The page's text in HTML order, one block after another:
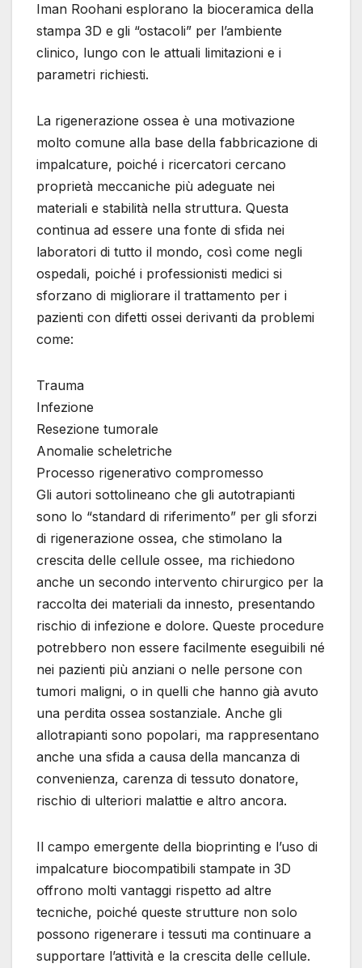
Iman Roohani esplorano la bioceramica della
stampa 3D e gli “ostacoli” per l’ambiente
clinico, lungo con le attuali limitazioni e i
parametri richiesti.
La rigenerazione ossea è una motivazione
molto comune alla base della fabbricazione di
impalcature, poiché i ricercatori cercano
proprietà meccaniche più adeguate nei
materiali e stabilità nella struttura. Questa
continua ad essere una fonte di sfida nei
laboratori di tutto il mondo, così come negli
ospedali, poiché i professionisti medici si
sforzano di migliorare il trattamento per i
pazienti con difetti ossei derivanti da problemi
come:
Trauma
Infezione
Resezione tumorale
Anomalie scheletriche
Processo rigenerativo compromesso
Gli autori sottolineano che gli autotrapianti
sono lo “standard di riferimento” per gli sforzi
di rigenerazione ossea, che stimolano la
crescita delle cellule ossee, ma richiedono
anche un secondo intervento chirurgico per la
raccolta dei materiali da innesto, presentando
rischio di infezione e dolore. Queste procedure
potrebbero non essere facilmente eseguibili né
nei pazienti più anziani o nelle persone con
tumori maligni, o in quelli che hanno già avuto
una perdita ossea sostanziale. Anche gli
allotrapianti sono popolari, ma rappresentano
anche una sfida a causa della mancanza di
convenienza, carenza di tessuto donatore,
rischio di ulteriori malattie e altro ancora.
Il campo emergente della bioprinting e l’uso di
impalcature biocompatibili stampate in 3D
offrono molti vantaggi rispetto ad altre
tecniche, poiché queste strutture non solo
possono rigenerare i tessuti ma continuare a
supportare l’attività e la crescita delle cellule.